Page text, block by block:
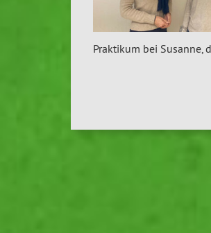
Praktikum bei Susanne,